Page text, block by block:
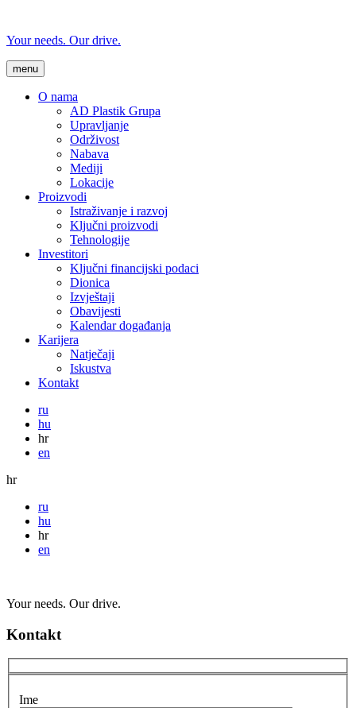
Your needs. Our drive.
menu
O nama
AD Plastik Grupa
Upravljanje
Održivost
Nabava
Mediji
Lokacije
Proizvodi
Istraživanje i razvoj
Ključni proizvodi
Tehnologije
Investitori
Ključni financijski podaci
Dionica
Izvještaji
Obavijesti
Kalendar događanja
Karijera
Natječaji
Iskustva
Kontakt
ru
hu
hr
en
hr
ru
hu
hr
en
Your needs. Our drive.
Kontakt
Ime